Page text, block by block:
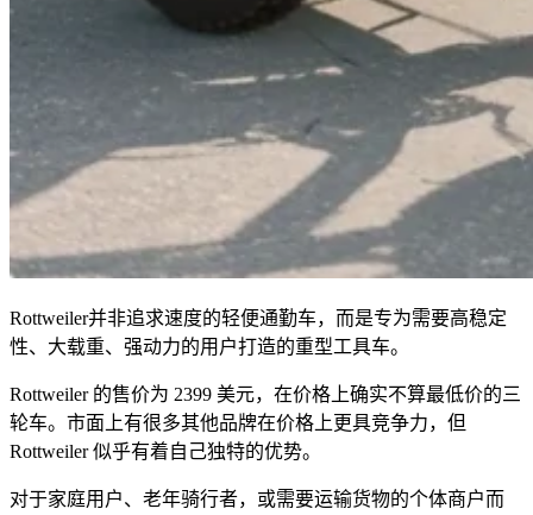
Rottweiler并非追求速度的轻便通勤车，而是专为需要高稳定
性、大载重、强动力的用户打造的重型工具车。
Rottweiler 的售价为 2399 美元，在价格上确实不算最低价的三
轮车。市面上有很多其他品牌在价格上更具竞争力，但
Rottweiler 似乎有着自己独特的优势。
对于家庭用户、老年骑行者，或需要运输货物的个体商户而